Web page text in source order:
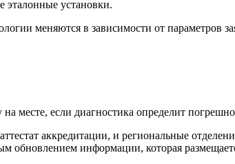
эталонные установки.
меняются в зависимости от параметров
месте, если диагностика определит
аккредитации, и региональные
обновлением информации, которая